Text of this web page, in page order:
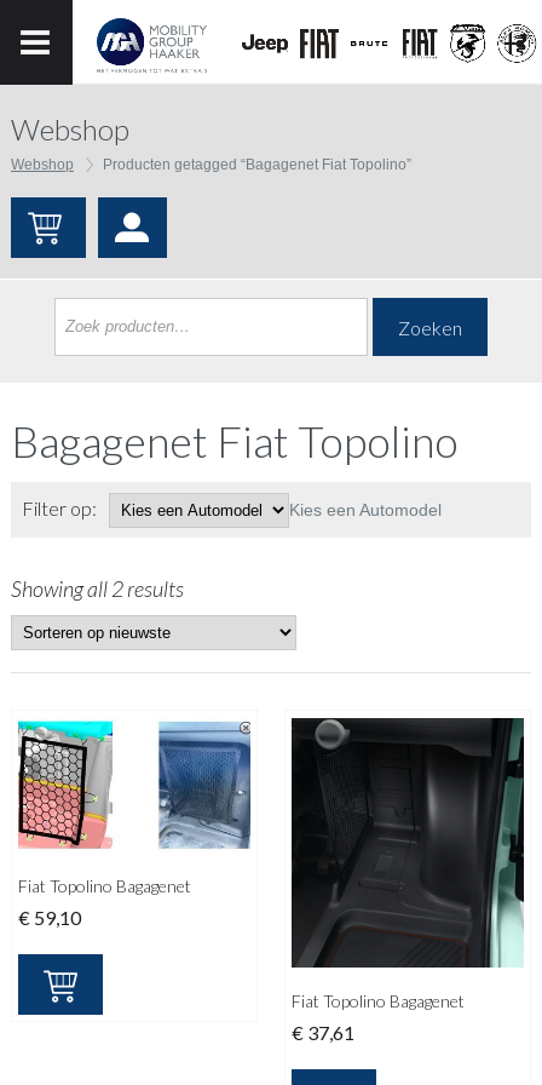
Webshop
Webshop Producten getagged “Bagagenet Fiat Topolino”
Zoeken
Bagagenet Fiat Topolino
Filter op: Kies een Automodel
Showing all 2 results
Fiat Topolino Bagagenet
€ 59,10
Fiat Topolino Bagagenet
€ 37,61